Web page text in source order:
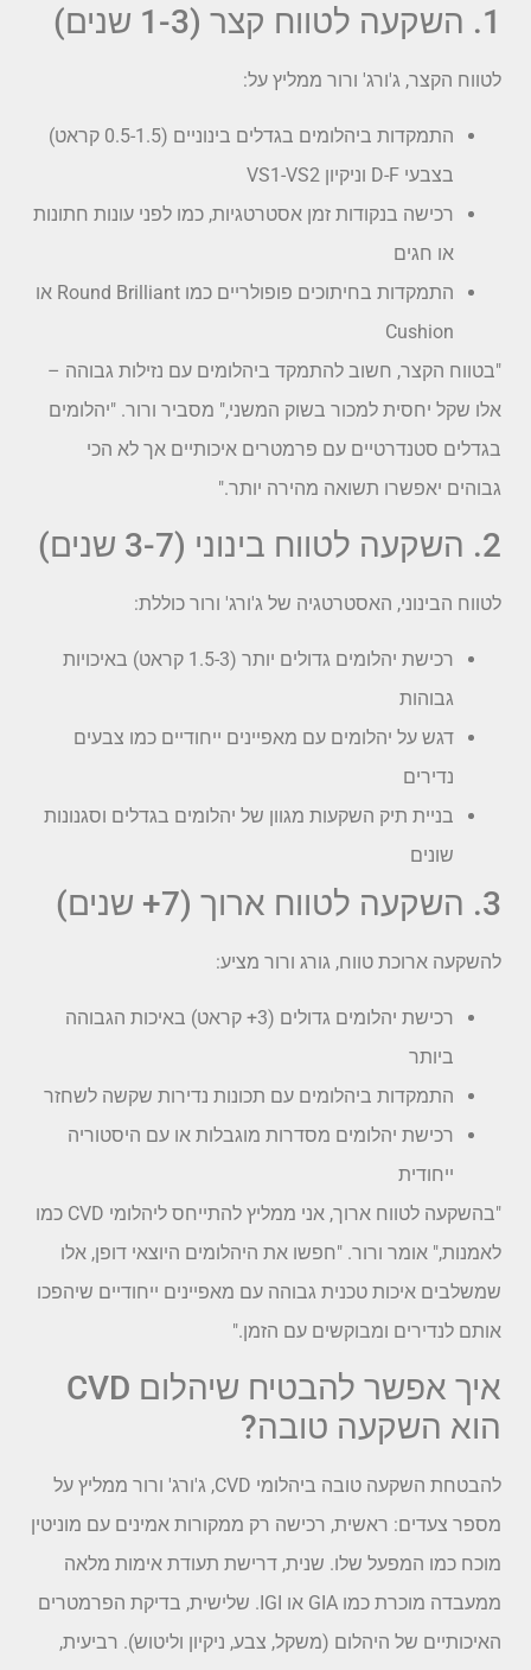
1. השקעה לטווח קצר (1-3 שנים)
לטווח הקצר, ג'ורג' ורור ממליץ על:
התמקדות ביהלומים בגדלים בינוניים (0.5-1.5 קראט)
בצבעי D-F וניקיון VS1-VS2
רכישה בנקודות זמן אסטרטגיות, כמו לפני עונות חתונות
או חגים
התמקדות בחיתוכים פופולריים כמו Round Brilliant או
Cushion
"בטווח הקצר, חשוב להתמקד ביהלומים עם נזילות גבוהה –
אלו שקל יחסית למכור בשוק המשני," מסביר ורור. "יהלומים
בגדלים סטנדרטיים עם פרמטרים איכותיים אך לא הכי
גבוהים יאפשרו תשואה מהירה יותר."
2. השקעה לטווח בינוני (3-7 שנים)
לטווח הבינוני, האסטרטגיה של ג'ורג' ורור כוללת:
רכישת יהלומים גדולים יותר (1.5-3 קראט) באיכויות
גבוהות
דגש על יהלומים עם מאפיינים ייחודיים כמו צבעים
נדירים
בניית תיק השקעות מגוון של יהלומים בגדלים וסגנונות
שונים
3. השקעה לטווח ארוך (7+ שנים)
להשקעה ארוכת טווח, גורג ורור מציע:
רכישת יהלומים גדולים (3+ קראט) באיכות הגבוהה
ביותר
התמקדות ביהלומים עם תכונות נדירות שקשה לשחזר
רכישת יהלומים מסדרות מוגבלות או עם היסטוריה
ייחודית
"בהשקעה לטווח ארוך, אני ממליץ להתייחס ליהלומי CVD כמו
לאמנות," אומר ורור. "חפשו את היהלומים היוצאי דופן, אלו
שמשלבים איכות טכנית גבוהה עם מאפיינים ייחודיים שיהפכו
אותם לנדירים ומבוקשים עם הזמן."
איך אפשר להבטיח שיהלום CVD
הוא השקעה טובה?
להבטחת השקעה טובה ביהלומי CVD, ג'ורג' ורור ממליץ על
מספר צעדים: ראשית, רכישה רק ממקורות אמינים עם מוניטין
מוכח כמו המפעל שלו. שנית, דרישת תעודת אימות מלאה
ממעבדה מוכרת כמו GIA או IGI. שלישית, בדיקת הפרמטרים
האיכותיים של היהלום (משקל, צבע, ניקיון וליטוש). רביעית,